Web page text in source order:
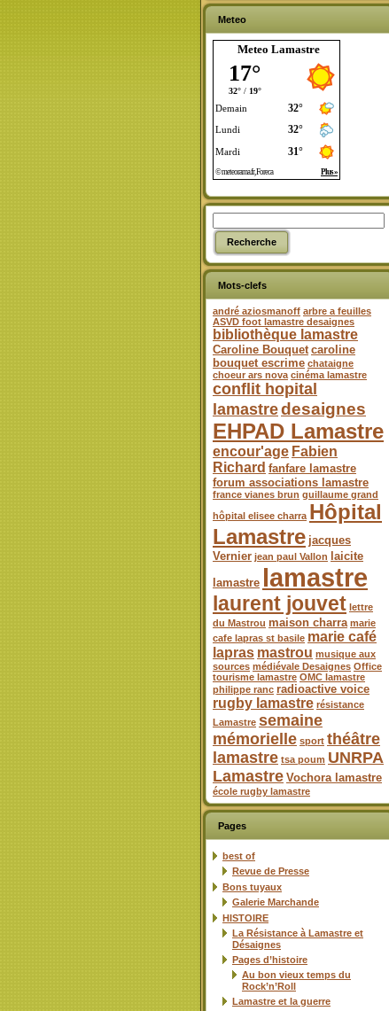
Meteo
Meteo Lamastre
Mots-clefs
andré aziosmanoff arbre a feuilles
ASVD foot lamastre desaignes
bibliothèque lamastre
Caroline Bouquet caroline
bouquet escrime chataigne
choeur ars nova cinéma lamastre
conflit hopital
lamastredesaignes
EHPAD Lamastre
encour'age Fabien
Richard fanfare lamastre
forum associations lamastre
france vianes brun guillaume grand
hôpital elisee charra Hôpital
Lamastre jacques
Vernier jean paul Vallon
laicite
lamastre lamastre
laurent jouvet lettre
du Mastrou maison charra marie
cafe lapras st basile marie café
lapras mastrou musique aux
sources médiévale Desaignes Office
tourisme lamastre OMC lamastre
philippe ranc radioactive voice
rugby lamastre résistance
Lamastre semaine
mémorielle sport théâtre
lamastre tsa poum UNRPA
Lamastre Vochora lamastre
école rugby lamastre
Pages
best of
Revue de Presse
Bons tuyaux
Galerie Marchande
HISTOIRE
La Résistance à Lamastre et
Désaignes
Pages d’histoire
Au bon vieux temps du
Rock’n’Roll
Lamastre et la guerre